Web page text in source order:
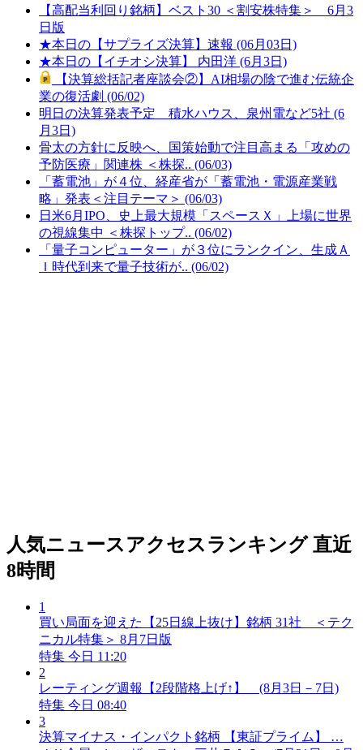
【高配当利回り銘柄】ベスト30 ＜割安株特集＞ 6月3
日版
★本日の【サプライズ決算】速報 (06月03日)
★本日の【イチオシ決算】 内田洋 (6月3日)
【決算総括記者座談会②】AI相場の陰で進む伝統企
業の復活劇 (06/02)
明日の決算発表予定 積水ハウス、泉州電など5社 (6
月3日)
骨太の方針に反映へ、国策始動で注目高まる「攻めの
予防医療」関連株 ＜株探.. (06/03)
「蓄電池」が４位、経産省が「蓄電池・電源産業戦
略」発表＜注目テーマ＞ (06/03)
日米6月IPO、史上最大規模「スペースＸ」上場に世界
の視線集中 ＜株探トップ.. (06/02)
「量子コンピューター」が３位にランクイン、生成Ａ
Ｉ時代到来で量子技術が.. (06/02)
人気ニュースアクセスランキング 直近
8時間
1
買い局面を迎えた【25日線上抜け】銘柄 31社 ＜テク
ニカル特集＞ 8月7日版
特集 今日 11:20
2
レーティング週報【2段階格上げ↑】 (8月3日－7日)
特集 今日 08:40
3
決算マイナス・インパクト銘柄 【東証プライム】 …